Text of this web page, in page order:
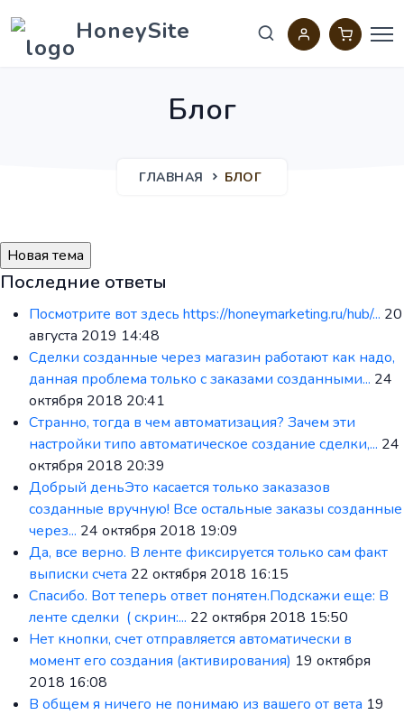
HoneySite
Блог
ГЛАВНАЯ БЛОГ
Последние ответы
Посмотрите вот здесь https://honeymarketing.ru/hub/... 20
августа 2019 14:48
Сделки созданные через магазин работают как надо,
данная проблема только с заказами созданными... 24
октября 2018 20:41
Странно, тогда в чем автоматизация? Зачем эти
настройки типо автоматическое создание сделки,... 24
октября 2018 20:39
Добрый деньЭто касается только заказазов
созданные вручную! Все остальные заказы созданные
через... 24 октября 2018 19:09
Да, все верно. В ленте фиксируется только сам факт
выписки счета 22 октября 2018 16:15
Спасибо. Вот теперь ответ понятен.Подскажи еще: В
ленте сделки ( скрин:... 22 октября 2018 15:50
Нет кнопки, счет отправляется автоматически в
момент его создания (активирования) 19 октября
2018 16:08
В общем я ничего не понимаю из вашего от вета 19